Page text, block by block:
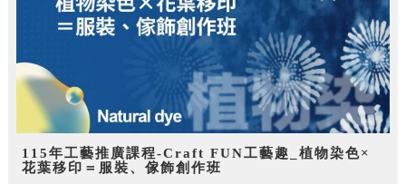
115年工藝推廣課程-Craft FUN工藝趣_植物染色×
花葉移印＝服裝、傢飾創作班